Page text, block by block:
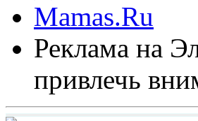
Mamas.Ru
Реклама на
привлечь